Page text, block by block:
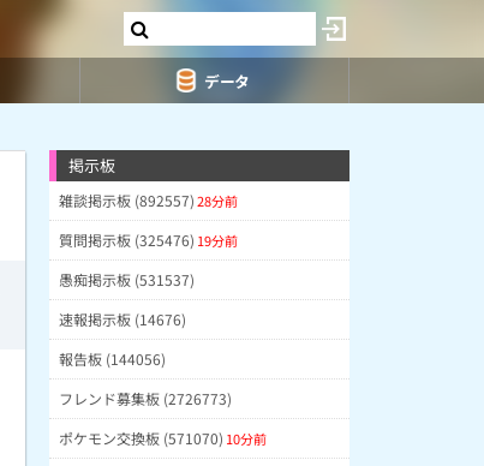
データ
掲示板
雑談掲示板 (892557)28分前
質問掲示板 (325476) 19分前
愚痴掲示板 (531537)
速報掲示板 (14676)
報告板 (144056)
フレンド募集板 (2726773)
ポケモン交換板 (571070) 10分前